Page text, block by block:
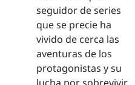
seguidor de series
que se precie ha
vivido de cerca las
aventuras de los
protagonistas y su